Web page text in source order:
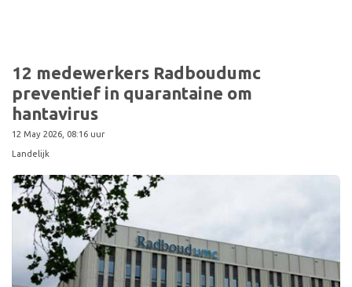
12 medewerkers Radboudumc
preventief in quarantaine om
hantavirus
12 May 2026, 08:16 uur
Landelijk